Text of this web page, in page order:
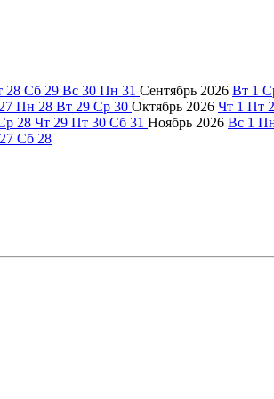
28 Сб 29 Вс 30 Пн 31 Сентябрь 2026 Вт 1
27 Пн 28 Вт 29 Ср 30 Октябрь 2026 Чт 1 Пт 2
28 Чт 29 Пт 30 Сб 31 Ноябрь 2026 Вс 1
27 Сб 28